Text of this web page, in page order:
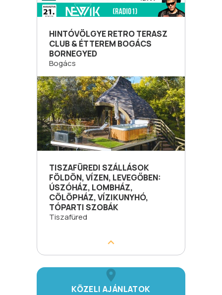
HINTÓVÖLGYE RETRO TERASZ
CLUB & ÉTTEREM BOGÁCS
BORNEGYED
Bogács
TISZAFÜREDI SZÁLLÁSOK
FÖLDÖN, VÍZEN, LEVEGŐBEN:
ÚSZÓHÁZ, LOMBHÁZ,
CÖLÖPHÁZ, VÍZIKUNYHÓ,
TÓPARTI SZOBÁK
Tiszafüred
KÖZELI AJÁNLATOK